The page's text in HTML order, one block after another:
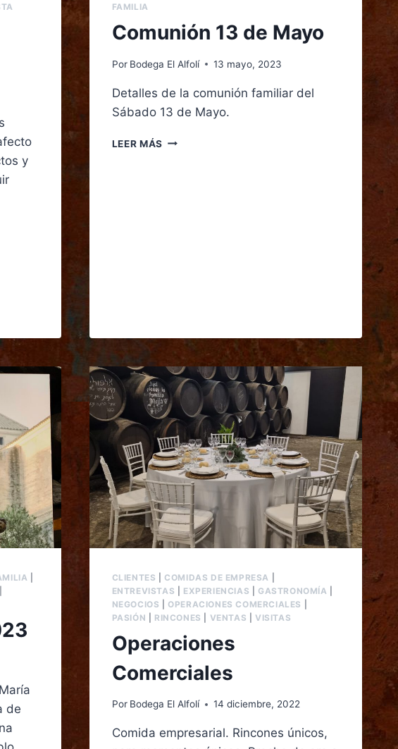
y
FAMILIA
Comunión 13 de Mayo
Por Bodega El Alfolí 13 mayo, 2023
Detalles de la comunión familiar del
Sábado 13 de Mayo.
LEER MÁS
de
CLIENTES COMIDAS DE EMPRESA
ENTREVISTAS
EXPERIENCIAS GASTRONOMÍA
NEGOCIOS
OPERACIONES COMERCIALES
PASIÓN
RINCONES VENTAS VISITAS
Operaciones
Comerciales
Por Bodega El Alfolí 14 diciembre, 2022
Comida empresarial. Rincones únicos,